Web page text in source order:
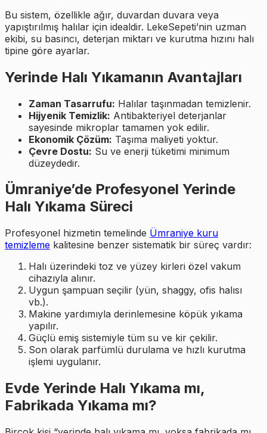
Bu sistem, özellikle ağır, duvardan duvara veya
yapıştırılmış halılar için idealdir. LekeSepeti’nin uzman
ekibi, su basıncı, deterjan miktarı ve kurutma hızını halı
tipine göre ayarlar.
Yerinde Halı Yıkamanın Avantajları
Zaman Tasarrufu: Halılar taşınmadan temizlenir.
Hijyenik Temizlik: Antibakteriyel deterjanlar
sayesinde mikroplar tamamen yok edilir.
Ekonomik Çözüm: Taşıma maliyeti yoktur.
Çevre Dostu: Su ve enerji tüketimi minimum
düzeydedir.
Ümraniye’de Profesyonel Yerinde
Halı Yıkama Süreci
Profesyonel hizmetin temelinde Ümraniye kuru
temizleme kalitesine benzer sistematik bir süreç vardır:
Halı üzerindeki toz ve yüzey kirleri özel vakum
cihazıyla alınır.
Uygun şampuan seçilir (yün, shaggy, ofis halısı
vb.).
Makine yardımıyla derinlemesine köpük yıkama
yapılır.
Güçlü emiş sistemiyle tüm su ve kir çekilir.
Son olarak parfümlü durulama ve hızlı kurutma
işlemi uygulanır.
Evde Yerinde Halı Yıkama mı,
Fabrikada Yıkama mı?